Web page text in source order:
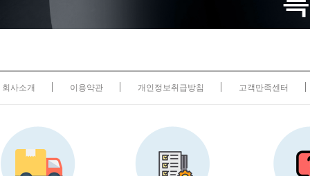
회사소개 이용약관 개인정보취급방침 고객만족센터